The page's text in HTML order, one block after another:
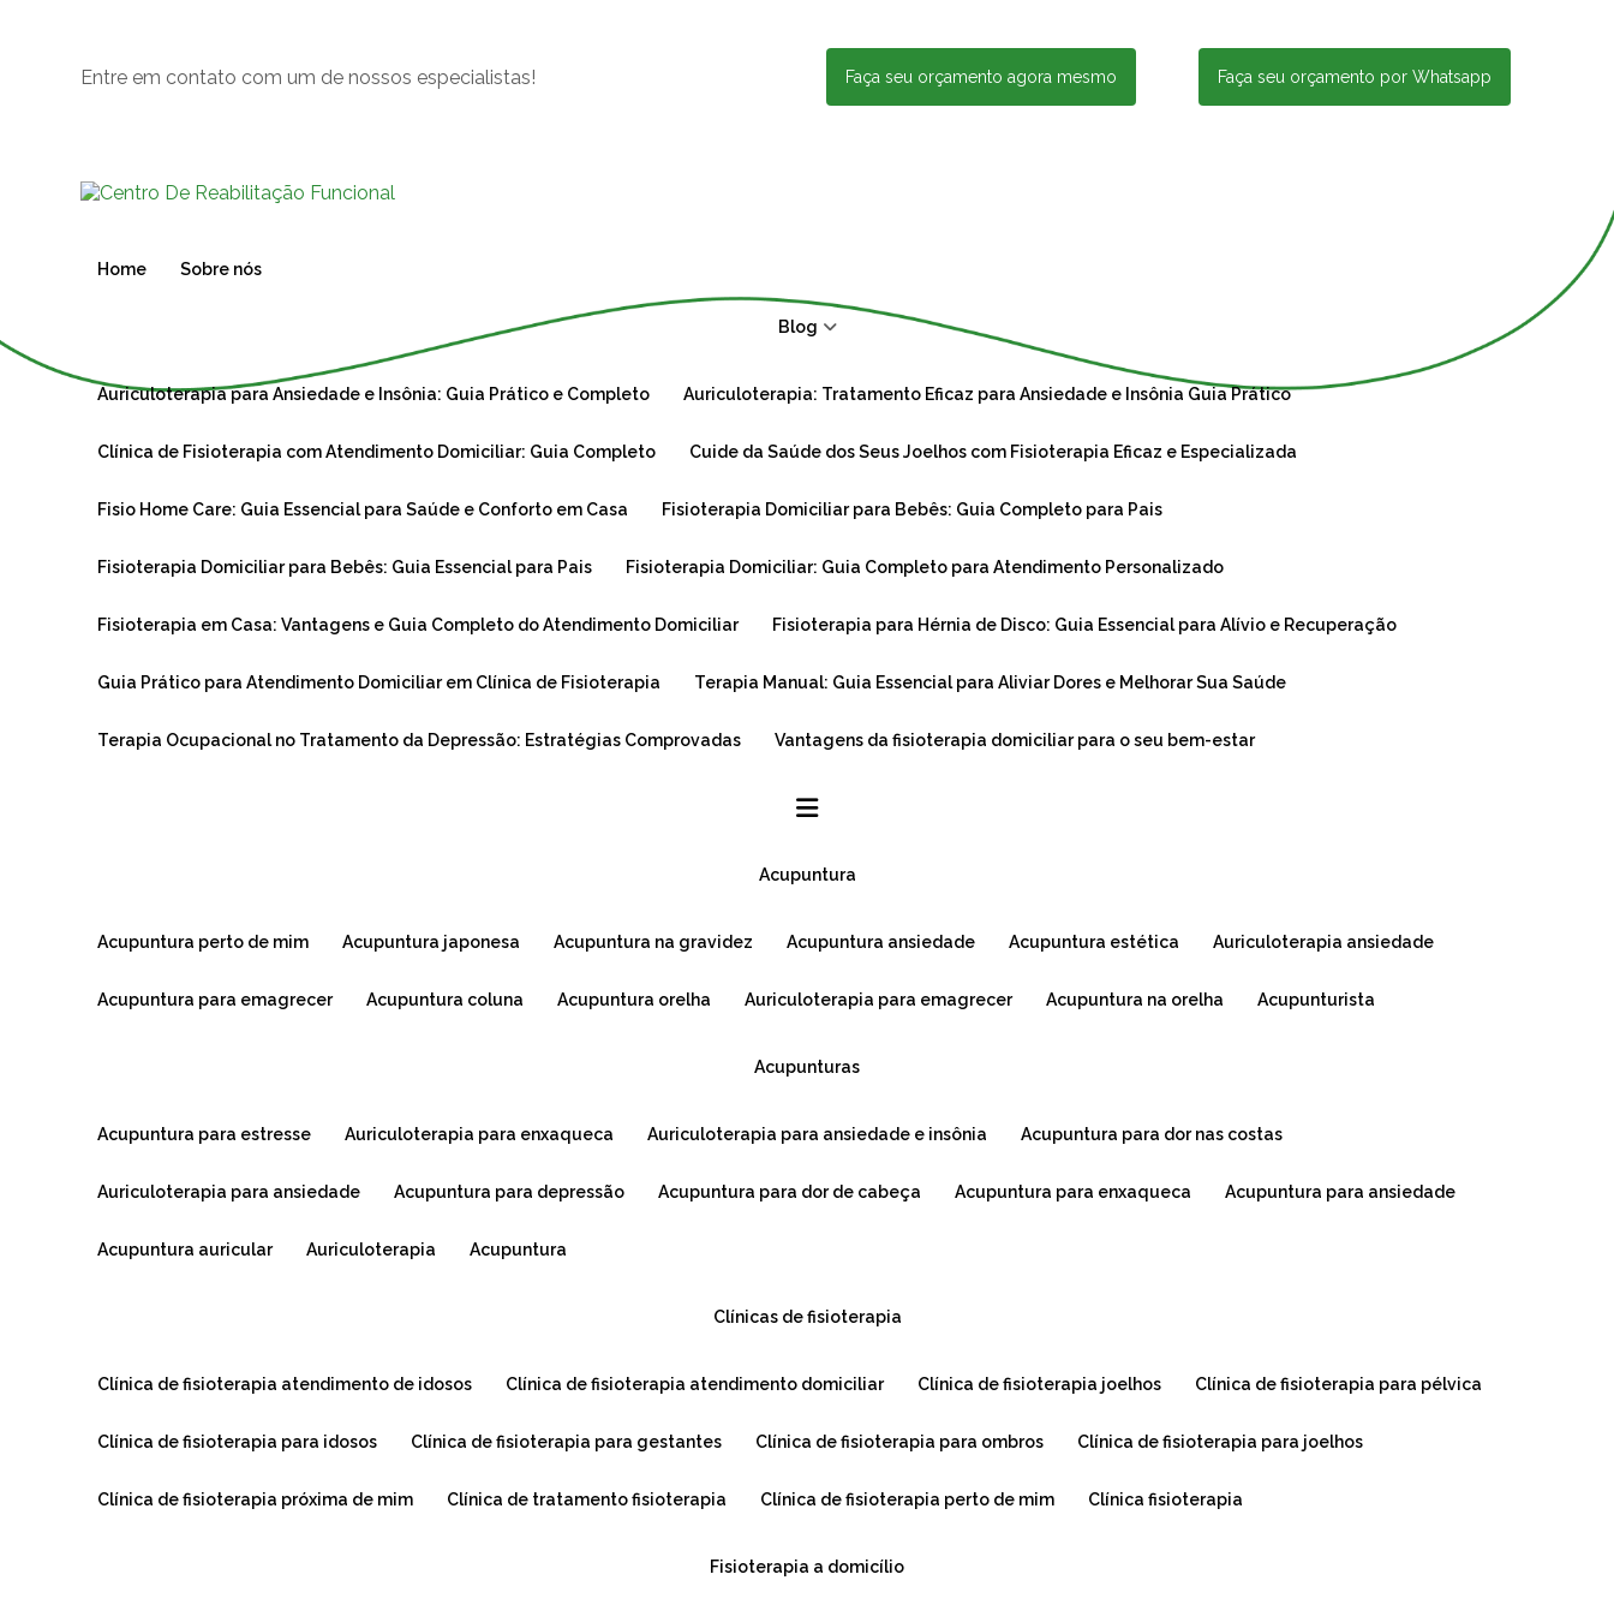
Entre em contato com um de nossos especialistas! Faça seu orçamento agora mesmo Faça seu orçamento por Whatsapp
Home Sobre nós
Blog
Auriculoterapia para Ansiedade e Insônia: Guia Prático e Completo Auriculoterapia: Tratamento Eficaz para Ansiedade e Insônia Guia Prático
Clínica de Fisioterapia com Atendimento Domiciliar: Guia Completo Cuide da Saúde dos Seus Joelhos com Fisioterapia Eficaz e Especializada
Fisio Home Care: Guia Essencial para Saúde e Conforto em Casa Fisioterapia Domiciliar para Bebês: Guia Completo para Pais
Fisioterapia Domiciliar para Bebês: Guia Essencial para Pais Fisioterapia Domiciliar: Guia Completo para Atendimento Personalizado
Fisioterapia em Casa: Vantagens e Guia Completo do Atendimento Domiciliar Fisioterapia para Hérnia de Disco: Guia Essencial para Alívio e Recuperação
Guia Prático para Atendimento Domiciliar em Clínica de Fisioterapia Terapia Manual: Guia Essencial para Aliviar Dores e Melhorar Sua Saúde
Terapia Ocupacional no Tratamento da Depressão: Estratégias Comprovadas Vantagens da fisioterapia domiciliar para o seu bem-estar
acupuntura
acupuntura perto de mim acupuntura japonesa acupuntura na gravidez acupuntura ansiedade acupuntura estética auriculoterapia ansiedade
acupuntura para emagrecer acupuntura coluna acupuntura orelha auriculoterapia para emagrecer acupuntura na orelha acupunturista
acupunturas
acupuntura para estresse auriculoterapia para enxaqueca auriculoterapia para ansiedade e insônia acupuntura para dor nas costas
auriculoterapia para ansiedade acupuntura para depressão acupuntura para dor de cabeça acupuntura para enxaqueca acupuntura para ansiedade
acupuntura auricular auriculoterapia acupuntura
clínicas de fisioterapia
clínica de fisioterapia atendimento de idosos clínica de fisioterapia atendimento domiciliar clínica de fisioterapia joelhos clínica de fisioterapia para pélvica
clínica de fisioterapia para idosos clínica de fisioterapia para gestantes clínica de fisioterapia para ombros clínica de fisioterapia para joelhos
clínica de fisioterapia próxima de mim clínica de tratamento fisioterapia clínica de fisioterapia perto de mim clínica fisioterapia
fisioterapia a domicílio